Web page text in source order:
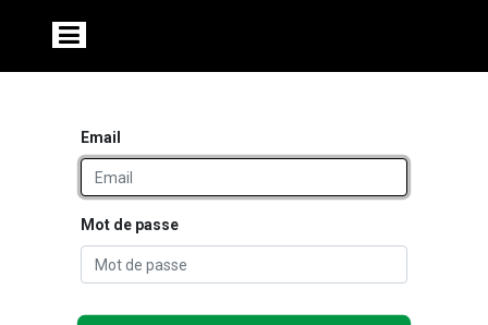
Email
Mot de passe